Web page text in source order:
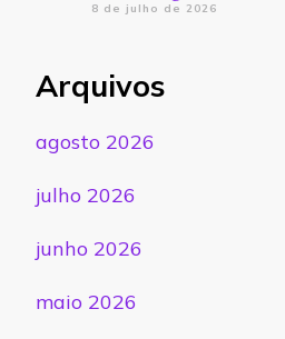
8 de julho de 2026
Arquivos
agosto 2026
julho 2026
junho 2026
maio 2026